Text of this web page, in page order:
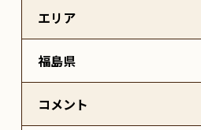
エリア
福島県
コメント